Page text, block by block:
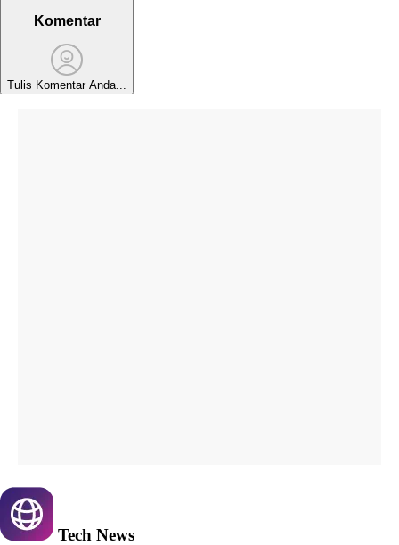
Komentar
Tulis Komentar Anda...
Tech News